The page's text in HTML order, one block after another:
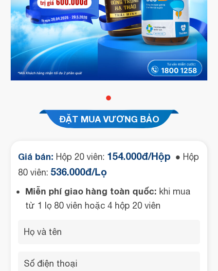
ĐẶT MUA VƯƠNG BẢO
Giá bán: Hộp 20 viên: 154.000đ/Hộp ● Hộp
80 viên:536.000đ/Lọ
Miễn phí giao hàng toàn quốc: khi mua
từ 1 lọ 80 viên hoặc 4 hộp 20 viên